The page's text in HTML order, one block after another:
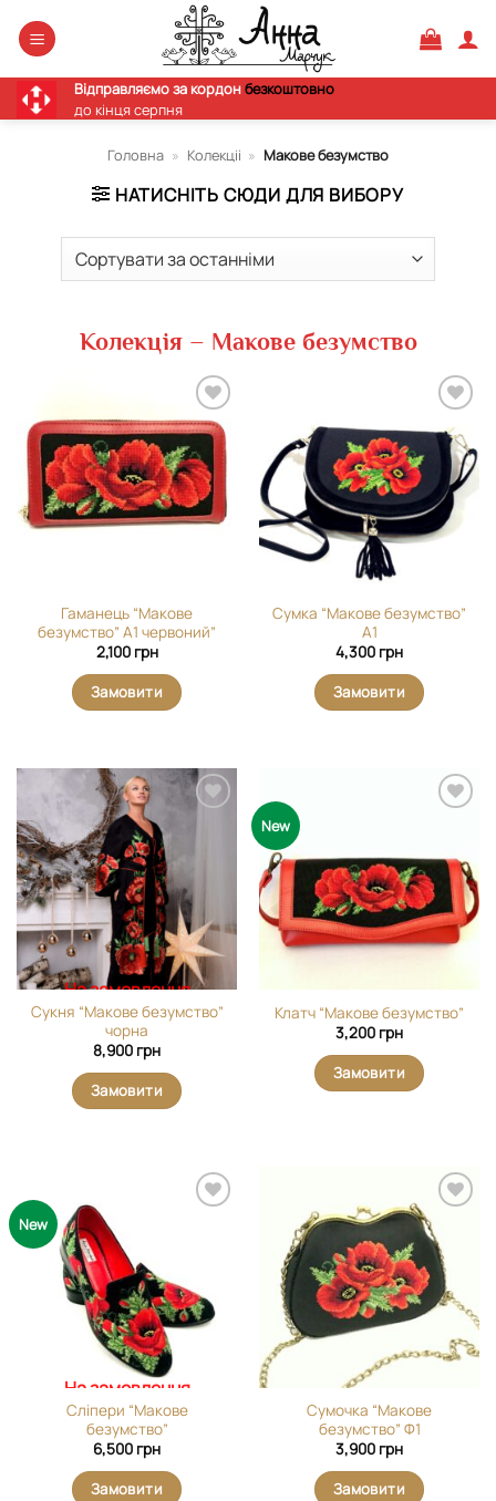
Відправляємо за кордонбезкоштовно
до кінця серпня
Головна » Колекціі » Макове безумство
НАТИСНІТЬ СЮДИ ДЛЯ ВИБОРУ
Колекція – Макове безумство
Додати
виріб у
вибране
Гаманець “Макове
безумство” А1 червоний”
2,100 грн
Замовити
Додати
виріб у
вибране
Сумка “Макове безумство”
А1
4,300 грн
Замовити
На замовлення
Сукня “Макове безумство”
чорна
8,900 грн
Замовити
New
вибране
Клатч “Макове безумство”
3,200 грн
Замовити
New
На замовлення
Сліпери “Макове
безумство”
6,500 грн
Замовити
Додати
виріб у
вибране
Сумочка “Макове
безумство” Ф1
3,900 грн
Замовити